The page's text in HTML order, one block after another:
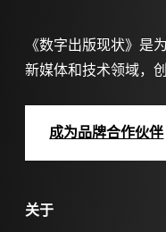
《数字出版现状》是
新媒体和技术领域，
成为品牌合作伙伴
关于